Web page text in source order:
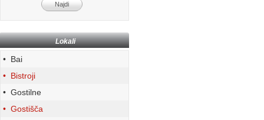
Lokali
• Bai
• Bistroji
• Gostilne
• Gostišča